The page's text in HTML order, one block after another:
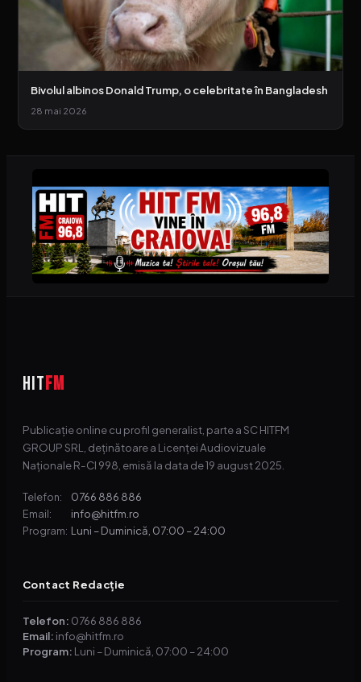
Bivolul albinos Donald Trump, o celebritate în Bangladesh
28 mai 2026
HIT FM
Publicație online cu profil generalist, parte a SC HITFM
GROUP SRL, deținătoare a Licenței Audiovizuale
Naționale R-CI 998, emisă la data de 19 august 2025.
Telefon: 0766 886 886
Email: info@hitfm.ro
Program: Luni – Duminică, 07:00 – 24:00
Contact Redacție
Telefon: 0766 886 886
Email: info@hitfm.ro
Program: Luni – Duminică, 07:00 – 24:00